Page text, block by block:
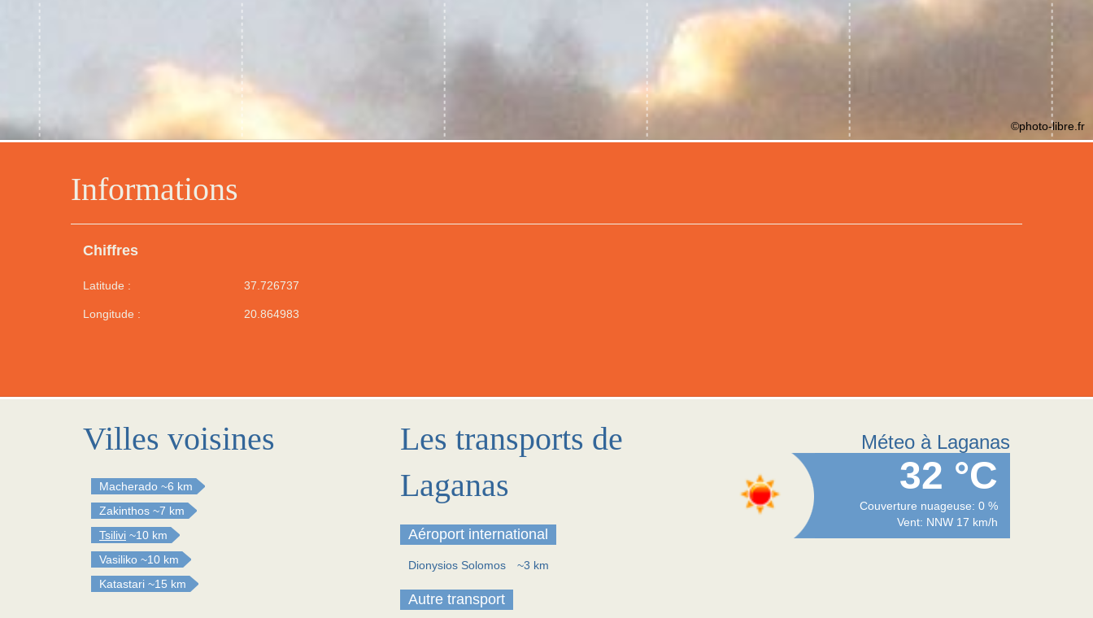
Informations
Chiffres
Latitude : 37.726737
Longitude : 20.864983
©photo-libre.fr
Villes voisines
Macherado ~6 km
Zakinthos ~7 km
Tsilivi ~10 km
Vasiliko ~10 km
Katastari ~15 km
Les transports de
Laganas
Aéroport international
Dionysios Solomos ~3 km
Autre transport
Méteo à Laganas
32 °C
Couverture nuageuse: 0 %
Vent: NNW 17 km/h